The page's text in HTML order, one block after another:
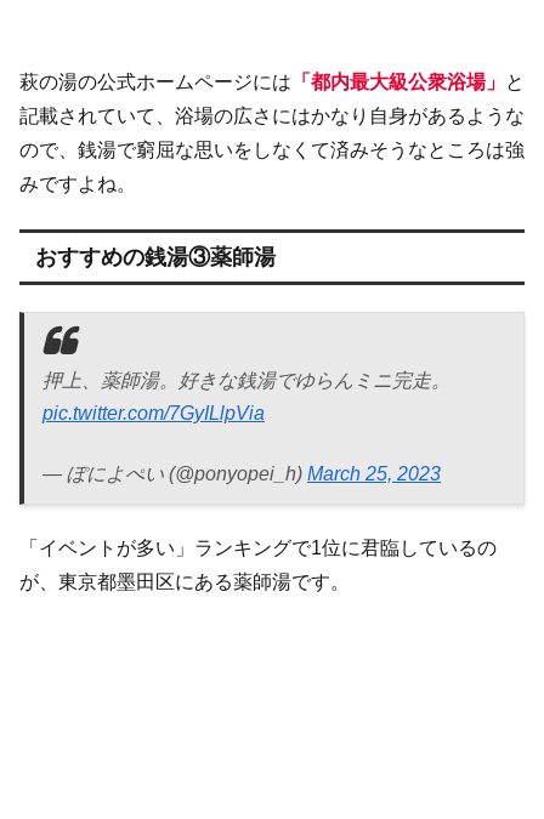
萩の湯の公式ホームページには 「都内最大級公衆浴場」 と
記載されていて、浴場の広さにはかなり自身があるような
ので、銭湯で窮屈な思いをしなくて済みそうなところは強
みですよね。
おすすめの銭湯③薬師湯
押上、薬師湯。好きな銭湯でゆらんミニ完走。
pic.twitter.com/7GyILlpVia
— ぽによぺい (@ponyopei_h) March 25, 2023
「イベントが多い」ランキングで1位に君臨しているの
が、東京都墨田区にある薬師湯です。